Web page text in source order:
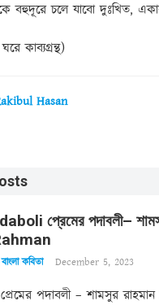
বহুদূরে চলে যাবো দুঃখিত,
কাব্যগ্রন্থ)
Hasan
প্রেমের পদাবলী–
কবিতা December 5, 2023
প্রেমের পদাবলী – শামসুর